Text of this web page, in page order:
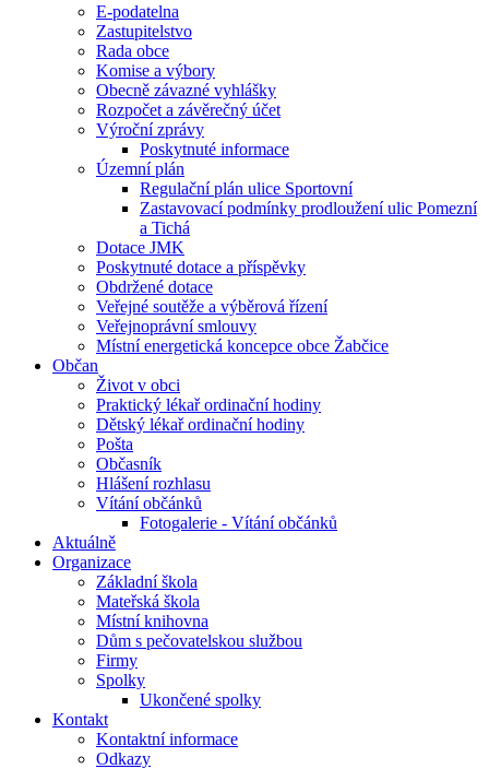
E-podatelna
Zastupitelstvo
Rada obce
Komise a výbory
Obecně závazné vyhlášky
Rozpočet a závěrečný účet
Výroční zprávy
Poskytnuté informace
Územní plán
Regulační plán ulice Sportovní
Zastavovací podmínky prodloužení ulic Pomezní
a Tichá
Dotace JMK
Poskytnuté dotace a příspěvky
Obdržené dotace
Veřejné soutěže a výběrová řízení
Veřejnoprávní smlouvy
Místní energetická koncepce obce Žabčice
Občan
Život v obci
Praktický lékař ordinační hodiny
Dětský lékař ordinační hodiny
Pošta
Občasník
Hlášení rozhlasu
Vítání občánků
Fotogalerie - Vítání občánků
Aktuálně
Organizace
Základní škola
Mateřská škola
Místní knihovna
Dům s pečovatelskou službou
Firmy
Spolky
Ukončené spolky
Kontakt
Kontaktní informace
Odkazy